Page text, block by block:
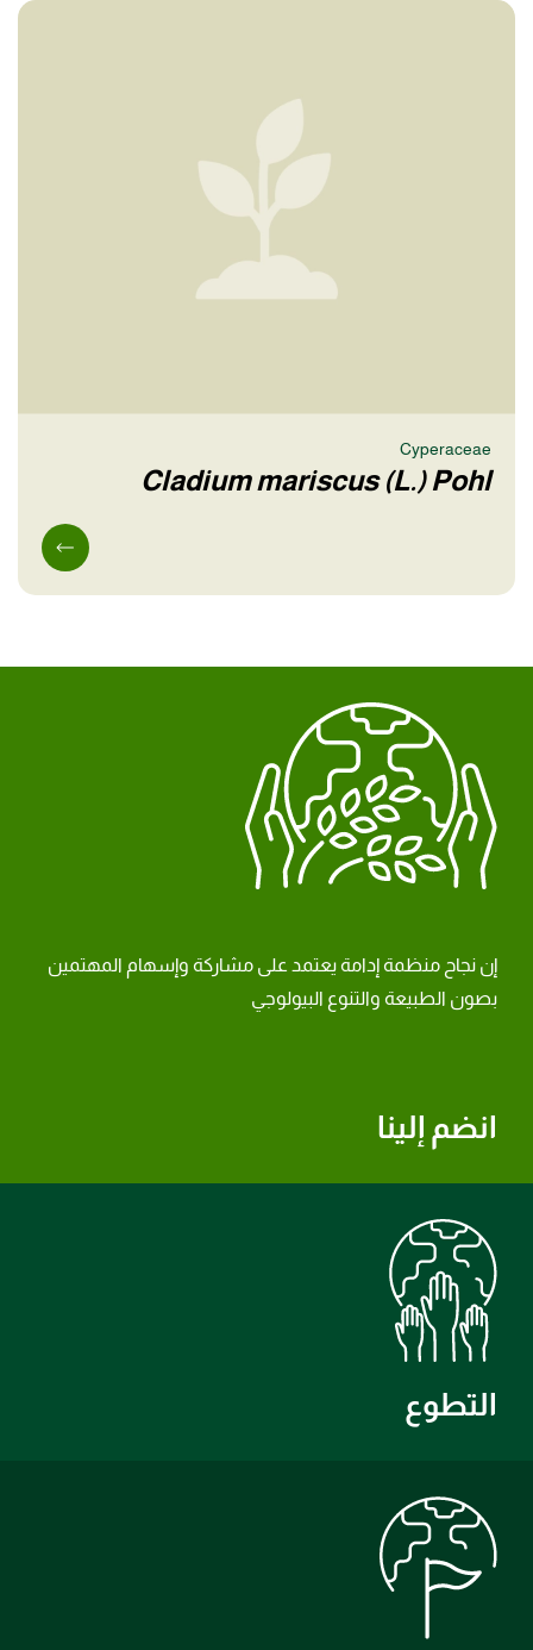
Cyperaceae
Cladium mariscus (L.) Pohl
انضم إلينا
إن نجاح منظمة إدامة يعتمد على مشاركة وإسهام المهتمين
بصون الطبيعة والتنوع البيولوجي
التطوع